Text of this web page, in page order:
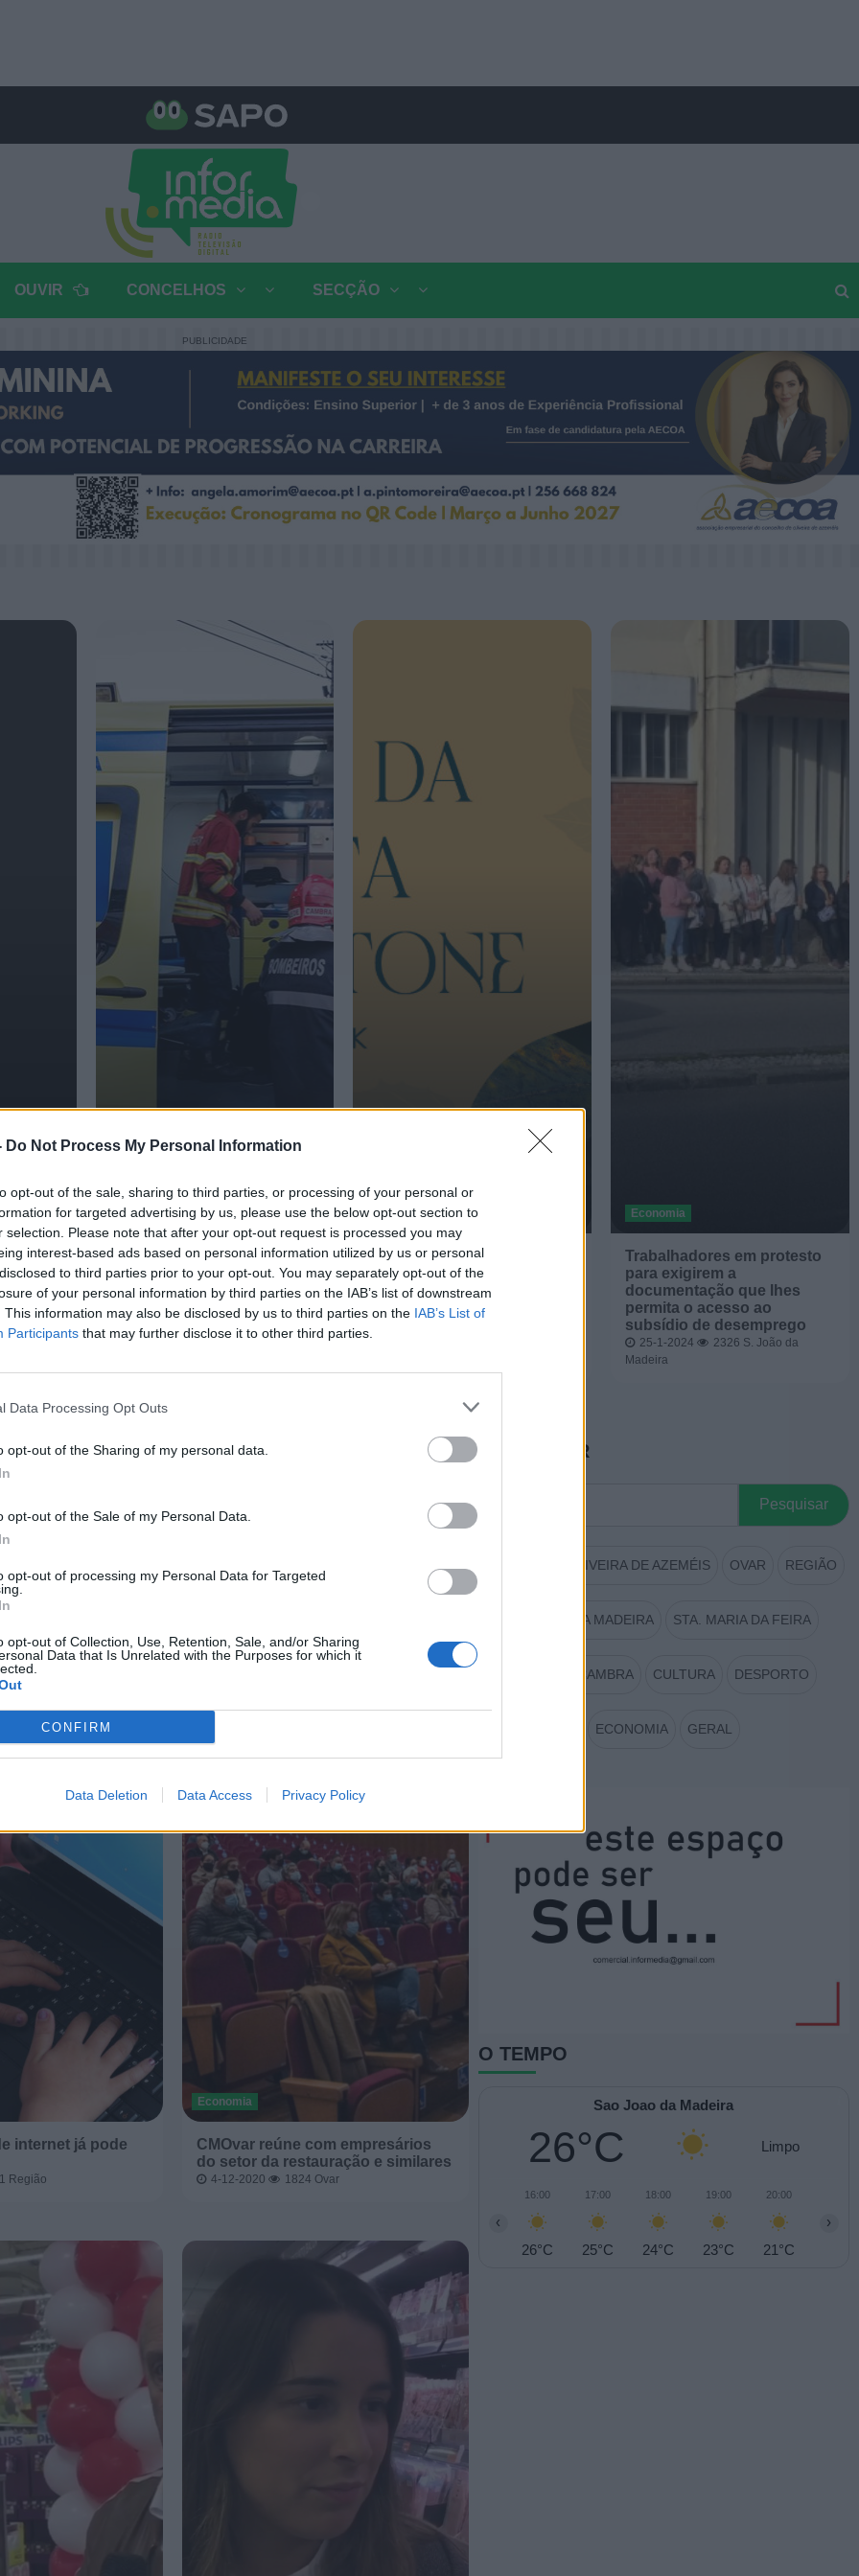
Do Not Process My Personal Information
opt-out of the sale, sharing to third parties, or processing of your personal or
for targeted advertising by us, please use the below opt-out section to
selection. Please note that after your opt-out request is processed you may
interest-based ads based on personal information utilized by us or personal
to third parties prior to your opt-out. You may separately opt-out of the
of your personal information by third parties on the IAB’s list of downstream
This information may also be disclosed by us to third parties on the IAB’s List of
Participants that may further disclose it to other third parties.
Data Processing Opt Outs
opt-out of the Sharing of my personal data.
opt-out of the Sale of my Personal Data.
opt-out of processing my Personal Data for Targeted
opt-out of Collection, Use, Retention, Sale, and/or Sharing
Data that Is Unrelated with the Purposes for which it
CONFIRM
Data Deletion Data Access Privacy Policy
OUVIR CONCELHOS SECÇÃO
PUBLICIDADE
de
da
Economia
Seis pessoas feridas, devido
a inalação de produto
tóxico, em empresa de Vale
de Cambra
5-12-2024 Vale de Cambra
Economia
Semana da Floresta
Autóctone do Arouca
Geopark
15-11-2024 1617
Economia
Trabalhadores em protesto
para exigirem a
documentação que lhes
permita o acesso ao
subsídio de desemprego
25-1-2024 2326 S. João da
Madeira
PUB
internet já pode
Região
Economia
CMOvar reúne com empresários
do setor da restauração e similares
4-12-2020 1824 Ovar
PESQUISAR
por:
OLIVEIRA DE AZEMÉIS OVAR REGIÃO
S. JOÃO DA MADEIRA STA. MARIA DA FEIRA
VALE DE CAMBRA CULTURA DESPORTO
ECONOMIA GERAL
O TEMPO
Sao Joao da Madeira
26°C Limpo
16:00
26°C
17:00
25°C
18:00
24°C
19:00
23°C
20:00
21°C
‹ ›